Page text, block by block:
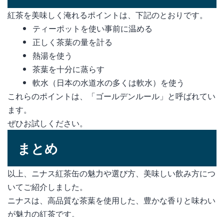
紅茶を美味しく淹れるポイントは、下記のとおりです。
ティーポットを使い事前に温める
正しく茶葉の量を計る
熱湯を使う
茶葉を十分に蒸らす
軟水（日本の水道水の多くは軟水）を使う
これらのポイントは、「ゴールデンルール」と呼ばれてい
ます。
ぜひお試しください。
まとめ
以上、ニナス紅茶缶の魅力や選び方、美味しい飲み方につ
いてご紹介しました。
ニナスは、高品質な茶葉を使用した、豊かな香りと味わい
が魅力の紅茶です。